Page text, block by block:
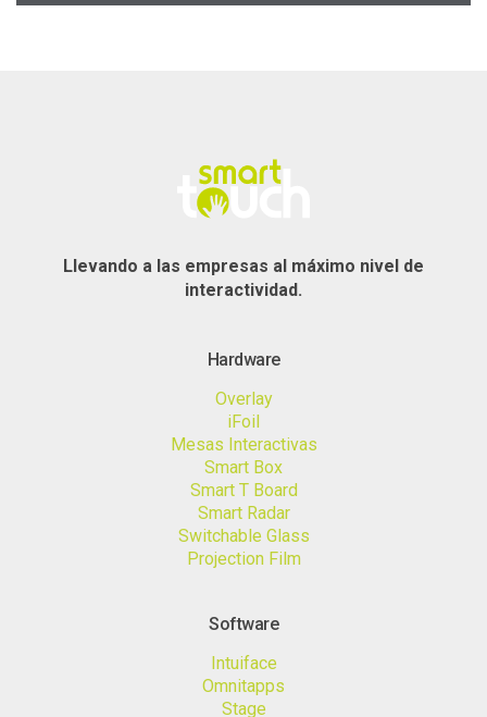
Llevando a las empresas al máximo nivel de
interactividad.
Hardware
Overlay
iFoil
Mesas Interactivas
Smart Box
Smart T Board
Smart Radar
Switchable Glass
Projection Film
Software
Intuiface
Omnitapps
Stage